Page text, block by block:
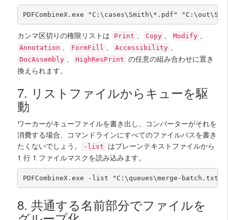
PDFCombineX.exe "C:\cases\Smith\*.pdf"
カンマ区切りの権限リストは Print 、 Copy 、 Modify 、
Annotation 、 FormFill 、 Accessibility 、
DocAssembly 、 HighResPrint の任意の組み合わせに置き
換えられます。
7. リストファイルからキューを駆
動
ワーカーがキューファイルを書き出し、コンバーターがそれを
消費する場合、コマンドラインにすべてのファイルパスを書き
たくないでしょう。
-list
はプレーンテキストファイルから
1 行 1 ファイルマスクを読み込みます。
PDFCombineX.exe -list "C:\queues\merge-
8. 共通する名前部分でファイルを